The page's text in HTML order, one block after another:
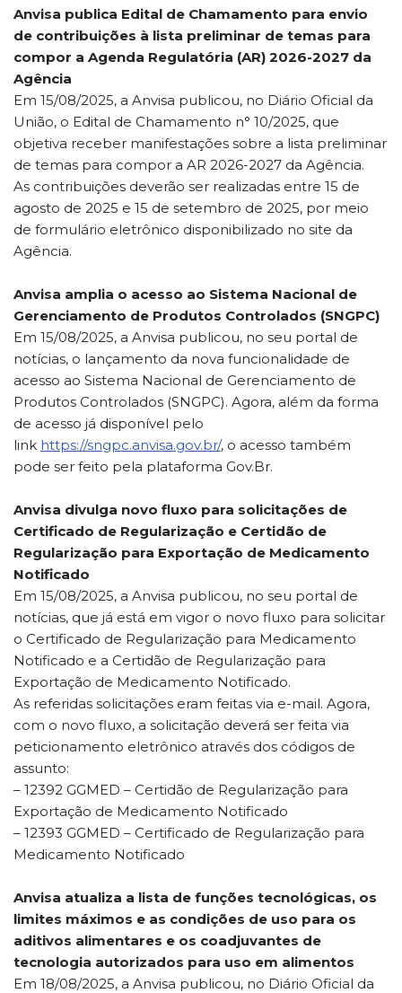
Anvisa publica Edital de Chamamento para envio
de contribuições à lista preliminar de temas para
compor a Agenda Regulatória (AR) 2026-2027 da
Agência
Em 15/08/2025, a Anvisa publicou, no Diário Oficial da
União, o Edital de Chamamento n° 10/2025, que
objetiva receber manifestações sobre a lista preliminar
de temas para compor a AR 2026-2027 da Agência.
As contribuições deverão ser realizadas entre 15 de
agosto de 2025 e 15 de setembro de 2025, por meio
de formulário eletrônico disponibilizado no site da
Agência.
Anvisa amplia o acesso ao Sistema Nacional de
Gerenciamento de Produtos Controlados (SNGPC)
Em 15/08/2025, a Anvisa publicou, no seu portal de
notícias, o lançamento da nova funcionalidade de
acesso ao Sistema Nacional de Gerenciamento de
Produtos Controlados (SNGPC). Agora, além da forma
de acesso já disponível pelo
link https://sngpc.anvisa.gov.br/, o acesso também
pode ser feito pela plataforma Gov.Br.
Anvisa divulga novo fluxo para solicitações de
Certificado de Regularização e Certidão de
Regularização para Exportação de Medicamento
Notificado
Em 15/08/2025, a Anvisa publicou, no seu portal de
notícias, que já está em vigor o novo fluxo para solicitar
o Certificado de Regularização para Medicamento
Notificado e a Certidão de Regularização para
Exportação de Medicamento Notificado.
As referidas solicitações eram feitas via e-mail. Agora,
com o novo fluxo, a solicitação deverá ser feita via
peticionamento eletrônico através dos códigos de
assunto:
– 12392 GGMED – Certidão de Regularização para
Exportação de Medicamento Notificado
– 12393 GGMED – Certificado de Regularização para
Medicamento Notificado
Anvisa atualiza a lista de funções tecnológicas, os
limites máximos e as condições de uso para os
aditivos alimentares e os coadjuvantes de
tecnologia autorizados para uso em alimentos
Em 18/08/2025, a Anvisa publicou, no Diário Oficial da